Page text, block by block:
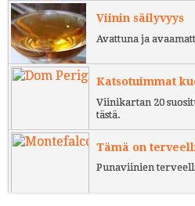
Viinin säilyvyys
Avattuna ja
Katsotuimmat
Viinikartan 20
tästä.
Tämä on
Punaviinien